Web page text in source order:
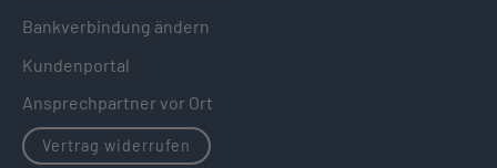
Bankverbindung ändern
Kundenportal
Ansprechpartner vor Ort
Vertrag widerrufen